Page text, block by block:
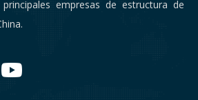
empresas de estructura de